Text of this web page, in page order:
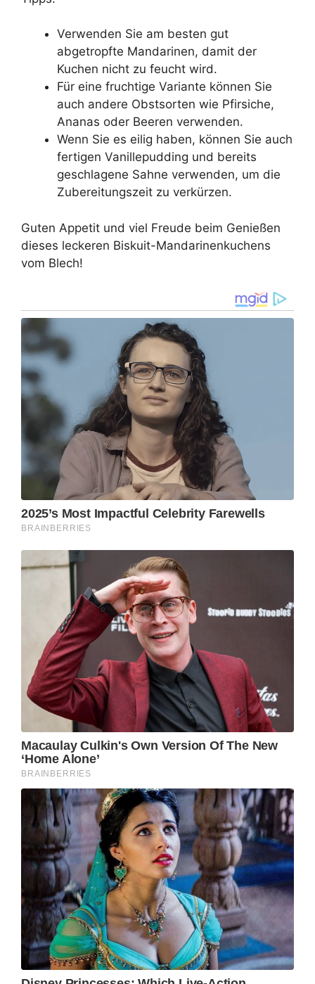
Verwenden Sie am besten gut
abgetropfte Mandarinen, damit der
Kuchen nicht zu feucht wird.
Für eine fruchtige Variante können Sie
auch andere Obstsorten wie Pfirsiche,
Ananas oder Beeren verwenden.
Wenn Sie es eilig haben, können Sie auch
fertigen Vanillepudding und bereits
geschlagene Sahne verwenden, um die
Zubereitungszeit zu verkürzen.
Guten Appetit und viel Freude beim Genießen
dieses leckeren Biskuit-Mandarinenkuchens
vom Blech!